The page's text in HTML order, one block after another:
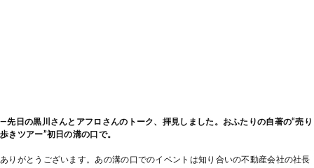
―先日の黒川さんとアフロさんのトーク、拝見しました。おふたりの自著の“売り
歩きツアー”初日の溝の口で。
ありがとうございます。あの溝の口でのイベントは知り合いの不動産会社の社長